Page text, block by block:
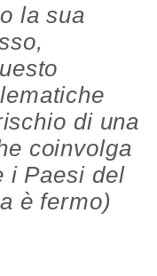
la sua
di una
coinvolga
i Paesi del
è fermo)